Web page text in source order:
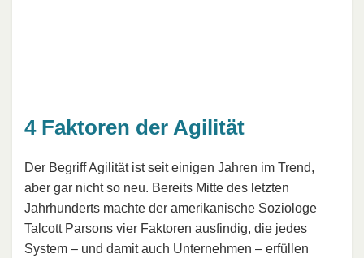
4 Faktoren der Agilität
Der Begriff Agilität ist seit einigen Jahren im Trend,
aber gar nicht so neu. Bereits Mitte des letzten
Jahrhunderts machte der amerikanische Soziologe
Talcott Parsons vier Faktoren ausfindig, die jedes
System – und damit auch Unternehmen – erfüllen